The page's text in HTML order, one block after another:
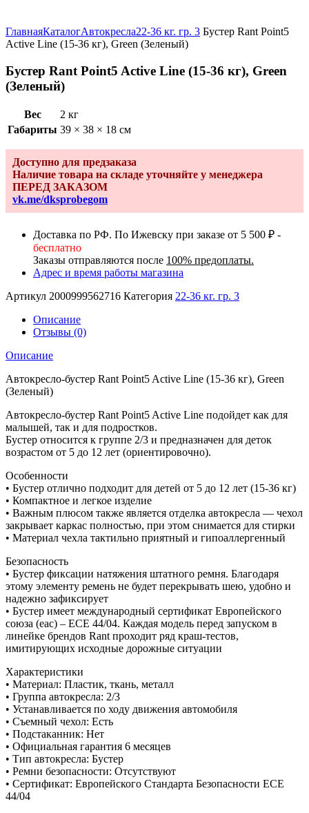
ГлавнаяКаталогАвтокресла22-36 кг. гр. 3 Бустер Rant Point5
Active Line (15-36 кг), Green (Зеленый)
Бустер Rant Point5 Active Line (15-36 кг), Green
(Зеленый)
Вес
2 кг
Габариты 39 × 38 × 18 см
Доступно для предзаказа
Наличие товара на складе уточняйте у менеджера
ПЕРЕД ЗАКАЗОМ
vk.me/dksprobegom
Доставка по РФ. По Ижевску при заказе от 5 500 ₽ -
бесплатно
Заказы отправляются после 100% предоплаты.
Адрес и время работы магазина
Артикул 2000999562716 Категория 22-36 кг. гр. 3
Описание
Отзывы (0)
Описание
Автокресло-бустер Rant Point5 Active Line (15-36 кг), Green
(Зеленый)
Автокресло-бустер Rant Point5 Active Line подойдет как для
малышей, так и для подростков.
Бустер относится к группе 2/3 и предназначен для деток
возрастом от 5 до 12 лет (ориентировочно).
Особенности
• Бустер отлично подходит для детей от 5 до 12 лет (15-36 кг)
• Компактное и легкое изделие
• Важным плюсом также является отделка автокресла — чехол
закрывает каркас полностью, при этом снимается для стирки
• Материал чехла тактильно приятный и гипоаллергенный
Безопасность
• Бустер фиксации натяжения штатного ремня. Благодаря
этому элементу ремень не будет перекрывать шею, удобно и
надежно зафиксирует
• Бустер имеет международный сертификат Европейского
союза (eac) – ЕСЕ 44/04. Каждая модель перед запуском в
линейке брендов Rant проходит ряд краш-тестов,
имитирующих исходные дорожные ситуации
Характеристики
• Материал: Пластик, ткань, металл
• Группа автокресла: 2/3
• Устанавливается по ходу движения автомобиля
• Съемный чехол: Есть
• Подстаканник: Нет
• Официальная гарантия 6 месяцев
• Тип автокресла: Бустер
• Ремни безопасности: Отсутствуют
• Сертификат: Европейского Стандарта Безопасности ЕCE
44/04